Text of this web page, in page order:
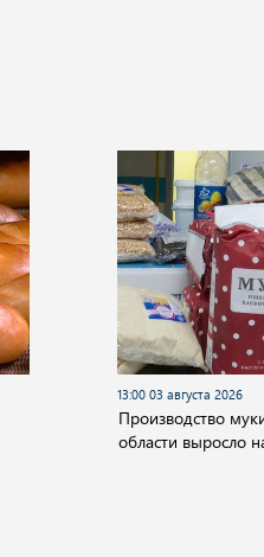
13:00 03 августа 2026
Производство
области выросло